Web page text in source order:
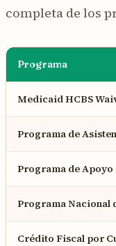
completa de los
Programa
Medicaid HCBS
Programa de
Programa de Apoyo
Programa Nacional
Crédito Fiscal por